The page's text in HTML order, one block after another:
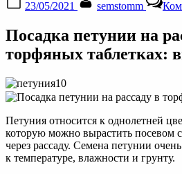
on
23/05/2021 semstomm
Посадка петунии на
торфяных таблетках:
Петуния относится к однолетней
которую можно вырастить посевом
через рассаду. Семена петунии
к температуре, влажности и грунту.